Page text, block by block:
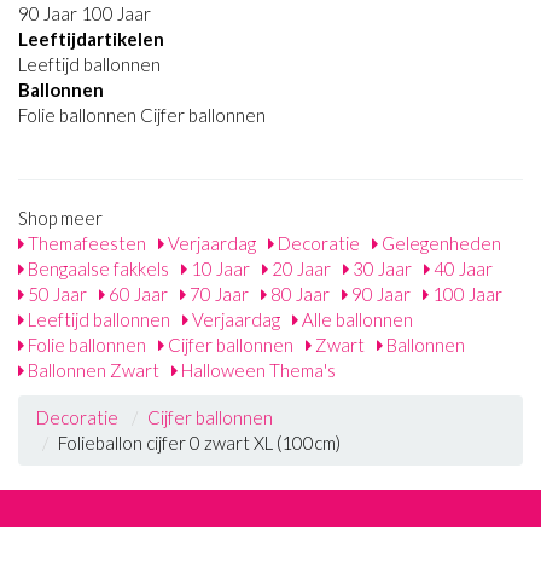
90 Jaar 100 Jaar
Leeftijdartikelen
Leeftijd ballonnen
Ballonnen
Folie ballonnen Cijfer ballonnen
Shop meer
Themafeesten
Verjaardag Decoratie
Gelegenheden
Bengaalse fakkels
10 Jaar 20 Jaar 30 Jaar
40 Jaar
50 Jaar
60 Jaar 70 Jaar 80 Jaar 90 Jaar
100 Jaar
Leeftijd ballonnen
Verjaardag
Alle ballonnen
Folie ballonnen
Cijfer ballonnen Zwart
Ballonnen
Ballonnen Zwart
Halloween Thema's
Decoratie
Cijfer ballonnen
Folieballon cijfer 0 zwart XL (100cm)